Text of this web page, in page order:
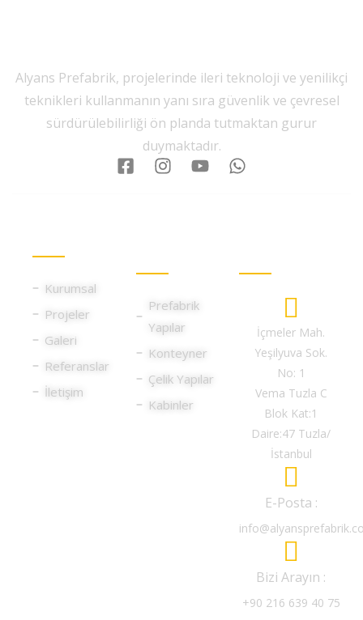
Alyans Prefabrik, projelerinde ileri teknoloji ve yenilikçi
teknikleri kullanmanın yanı sıra güvenlik ve çevresel
sürdürülebilirliği ön planda tutmaktan gurur
duymaktadır.
Kurumsal
Projeler
Galeri
Referanslar
İletişim
Prefabrik
Yapılar
Konteyner
Çelik Yapılar
Kabinler
İçmeler Mah.
Yeşilyuva Sok.
No: 1
Vema Tuzla C
Blok Kat:1
Daire:47 Tuzla/
İstanbul
E-Posta :
Bizi Arayın :
+90 216 639 40 75